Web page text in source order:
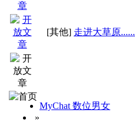
[其他] 走进大草原......
MyChat 数位男女
»